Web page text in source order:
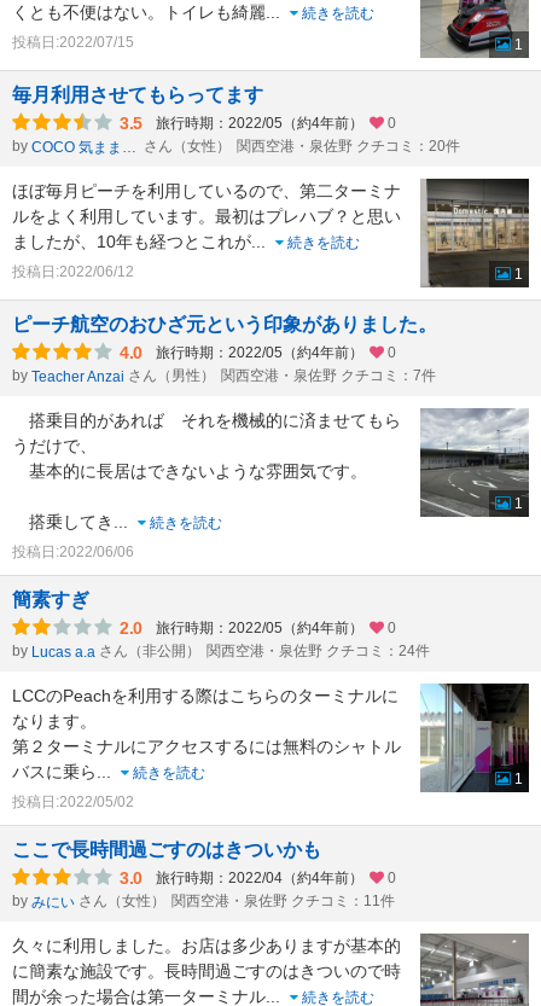
くとも不便はない。トイレも綺麗
続きを読む
投稿日:2022/07/15
1
毎月利用させてもらってます
3.5 旅行時期：2022/05（約4年前）
0
by
さん（女性） 関西空港・泉佐野 クチコミ：20件
ほぼ毎月ピーチを利用しているので、第二ターミナ
ルをよく利用しています。最初はプレハブ？と思い
ましたが、10年も経つとこれが
続きを読む
投稿日:2022/06/12
1
ピーチ航空のおひざ元という印象がありました。
4.0 旅行時期：2022/05（約4年前）
0
by Teacher Anzai さん（男性） 関西空港・泉佐野 クチコミ：7件
搭乗目的があれば それを機械的に済ませてもら
うだけで、
基本的に長居はできないような雰囲気です。
搭乗してき
続きを読む
投稿日:2022/06/06
1
簡素すぎ
2.0 旅行時期：2022/05（約4年前）
0
by Lucas a.a さん（非公開） 関西空港・泉佐野 クチコミ：24件
LCCのPeachを利用する際はこちらのターミナルに
なります。
第２ターミナルにアクセスするには無料のシャトル
バスに乗ら
続きを読む
投稿日:2022/05/02
1
ここで長時間過ごすのはきついかも
3.0 旅行時期：2022/04（約4年前）
0
by みにい さん（女性） 関西空港・泉佐野 クチコミ：11件
久々に利用しました。お店は多少ありますが基本的
に簡素な施設です。長時間過ごすのはきついので時
間が余った場合は第一ターミナル
続きを読む